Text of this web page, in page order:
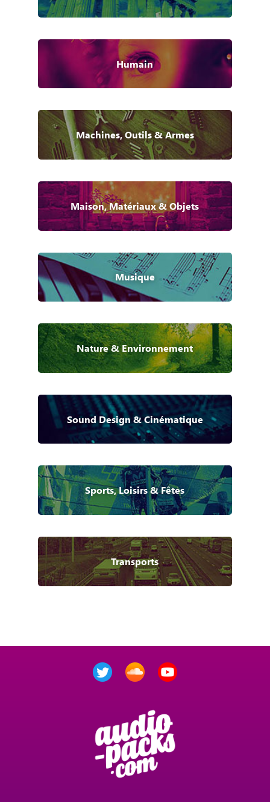
Humain
Machines, Outils & Armes
Maison, Matériaux & Objets
Musique
Nature & Environnement
Sound Design & Cinématique
Sports, Loisirs & Fêtes
Transports